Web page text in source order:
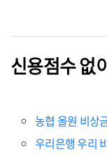
신용점수 없
농협 올원 비상
우리은행 우리